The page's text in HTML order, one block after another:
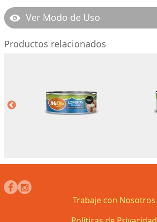
Ver Modo de Uso
Productos relacionados
Trabaje con Nosotros